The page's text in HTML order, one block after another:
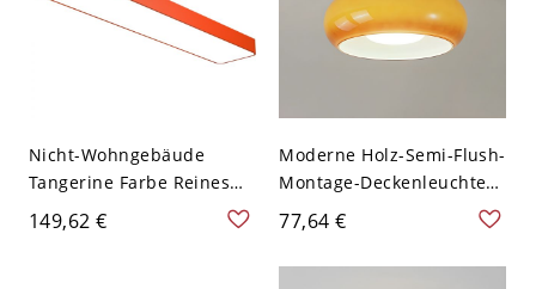
Nicht-Wohngebäude
Tangerine Farbe Reines
Licht Polymer Schatten
Modische Metall 1 Licht
149,62 €
Moderne Holz-Semi-Flush-
Montage-Deckenleuchte
mit weißem Glasschirm -
Orange 110V-120V
77,64 €